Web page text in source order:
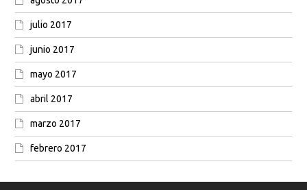
julio 2017
junio 2017
mayo 2017
abril 2017
marzo 2017
febrero 2017